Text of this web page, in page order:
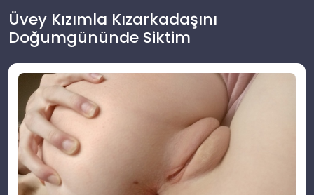
Üvey Kızımla Kızarkadaşını
Doğumgününde Siktim